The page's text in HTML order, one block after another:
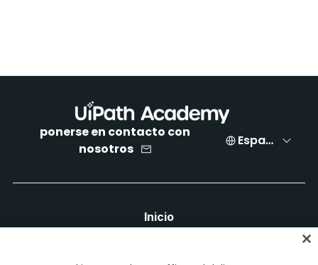
ponerse en contacto con
nosotros
Español
Inicio